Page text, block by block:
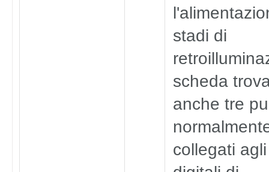
stadi di
scheda
anche tre
collegati